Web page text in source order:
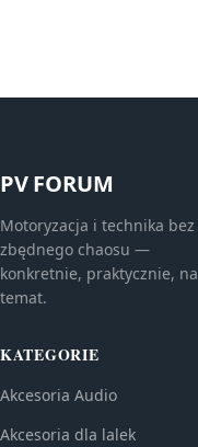
PV FORUM
Motoryzacja i technika bez
zbędnego chaosu —
konkretnie, praktycznie, na
temat.
KATEGORIE
Akcesoria Audio
Akcesoria dla lalek